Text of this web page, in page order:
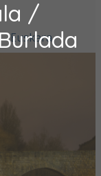
/
Euskara